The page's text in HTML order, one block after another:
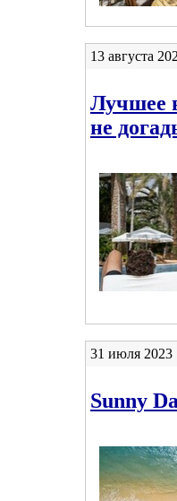
13 августа
Лучшее
не
31 июля 2023
Sunny